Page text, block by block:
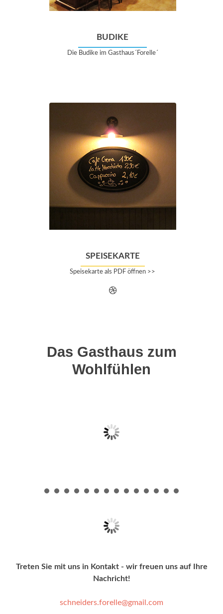
BUDIKE
Die Budike im Gasthaus´Forelle´
SPEISEKARTE
Speisekarte als PDF öffnen >>
Das Gasthaus zum
Wohlfühlen
Treten Sie mit uns in Kontakt - wir freuen uns auf Ihre
Nachricht!
schneiders.forelle@gmail.com